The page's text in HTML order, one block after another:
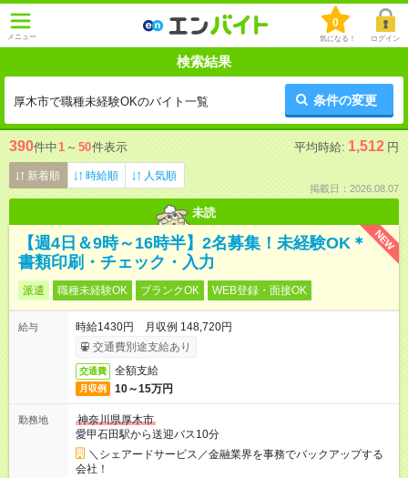
メニュー
0
気になる！ ログイン
検索結果
厚木市で職種未経験OKのバイト一覧 条件の変更
390件中1 ～ 50件表示 平均時給: 1,512 円
新着順 時給順 人気順
掲載日：2026.08.07
未読
NEW
【週4日＆9時～16時半】2名募集！未経験OK＊
書類印刷・チェック・入力
派遣 職種未経験OK ブランクOK WEB登録・面接OK
給与
時給1430円 月収例 148,720円
交通費別途支給あり
交通費 全額支給
月収例 10～15万円
勤務地
神奈川県厚木市
愛甲石田駅から送迎バス10分
＼シェアードサービス／金融業界を事務でバックアップする
会社！